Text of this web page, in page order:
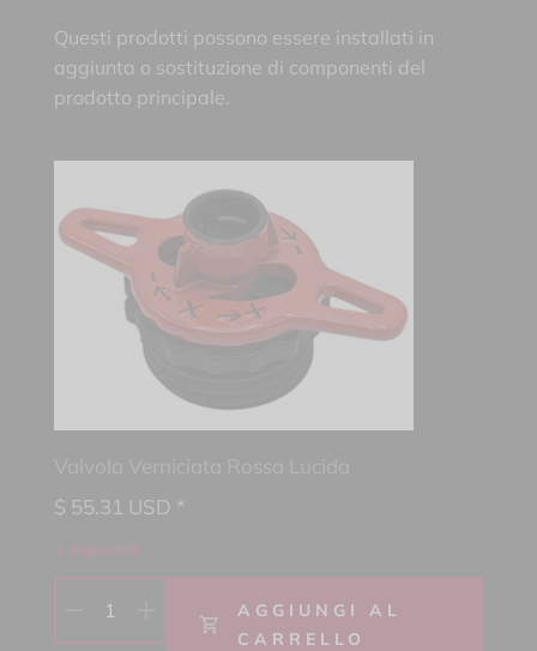
Questi prodotti possono essere installati in
aggiunta o sostituzione di componenti del
prodotto principale.
$ 55.31 USD *
1
AGGIUNGI AL
CARRELLO